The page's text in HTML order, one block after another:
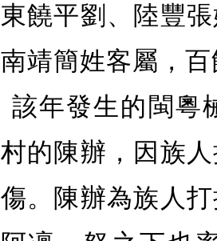
東饒平劉、陸豐
南靖簡姓客屬，
該年發生的閩粵
村的陳辦，因族
傷。陳辦為族人